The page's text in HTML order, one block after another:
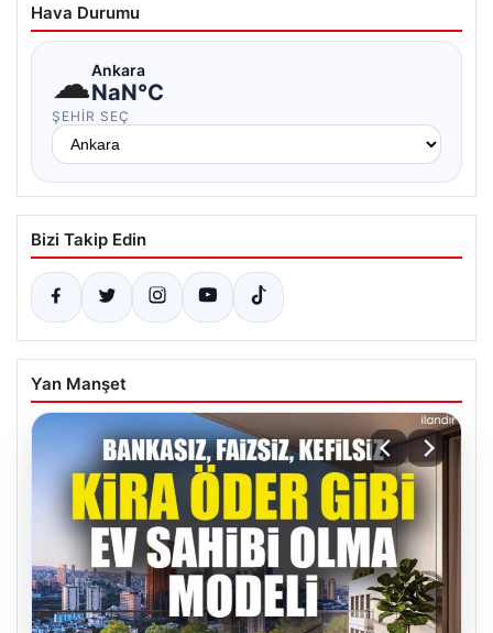
Hava Durumu
☁Ankara
NaN°C
ŞEHIR SEÇ
Bizi Takip Edin
Yan Manşet